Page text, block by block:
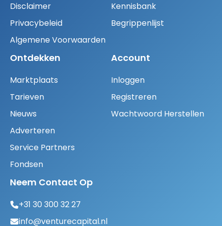
Disclaimer
Privacybeleid
Algemene Voorwaarden
Kennisbank
Begrippenlijst
Ontdekken
Marktplaats
Tarieven
Nieuws
Adverteren
Service Partners
Fondsen
Account
Inloggen
Registreren
Wachtwoord Herstellen
Neem Contact Op
+31 30 300 32 27
info@venturecapital.nl